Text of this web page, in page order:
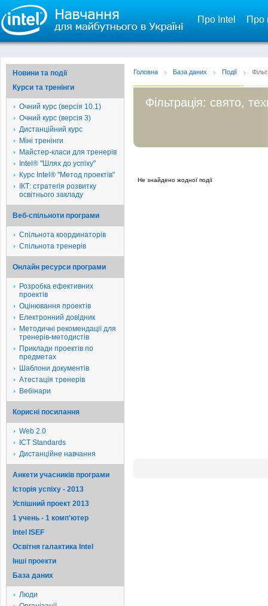
Про Intel Про
Новини та події
Курси та тренінги
Очний курс (версія 10.1)
Очний курс (версія 3)
Дистанційний курс
Міні тренінги
Майстер-класи для тренерів
Intel® "Шлях до успіху"
Курс Intel® "Метод проектів"
ІКТ: стратегія розвитку
освітнього закладу
Веб-спільноти програми
Спільнота координаторів
Спільнота тренерів
Онлайн ресурси програми
Розробка ефективних
проектів
Оцінювання проектів
Електронний довідник
Методичні рекомендації для
тренерів-методистів
Приклади проектів по
предметах
Шаблони документів
Атестація тренерів
Вебінари
Корисні посилання
Web 2.0
ICT Standards
Дистанційне навчання
Анкети учасників програми
Історія успіху - 2013
Успішний проект 2013
1 учень - 1 комп'ютер
Intel ISEF
Освітня галактика Intel
Iншi проекти
База даних
Люди
Головна База даних Події
Фільтрація: свято,
Не знайдено жодної події